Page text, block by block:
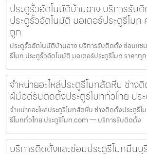
ประตูรั้วอัตโนมัติบ้านฉาง บริการรับ
ประตูรั้วอัตโนมัติ มอเตอร์ประตูรีโมท
ถูก
ประตูรั้วอัตโนมัติบ้านฉาง บริการรับติดตั้ง ซ่อมแซ
รีโมท ประตูรั้วอัตโนมัติ มอเตอร์ประตูรีโมท ราคาถู
จำหน่ายอะไหล่ประตูรีโมทสัตหีบ ช่าง
ฝีมือดีรับติดตั้งประตูรีโมททั่วไทย ปร
จำหน่ายอะไหล่ประตูรีโมทสัตหีบ ช่างติดตั้งประตูรี
รีโมททั่วไทย ประตูรีโมท.com — บริการรับติดตั้ง
บริการติดตั้งและซ่อมประตูรีโมทมีนบุ